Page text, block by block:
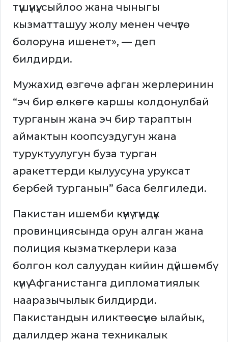
түшүнүү, сыйлоо жана чыныгы
кызматташуу жолу менен чечүүгө
болоруна ишенет», — деп
билдирди.
Мужахид өзгөчө афган жерлеринин
“эч бир өлкөгө каршы колдонулбай
турганын жана эч бир тараптын
аймактын коопсуздугун жана
туруктуулугун буза турган
аракеттерди кылуусуна уруксат
бербей турганын” баса белгиледи.
Пакистан ишемби күнү түндүк
провинциясында орун алган жана
полиция кызматкерлери каза
болгон кол салуудан кийин дүйшөмбү
күнү Афганистанга дипломатиялык
нааразычылык билдирди.
Пакистандын иликтөөсүнө ылайык,
далилдер жана техникалык